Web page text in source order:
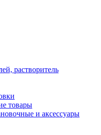
растворитель
товары
и аксессуары